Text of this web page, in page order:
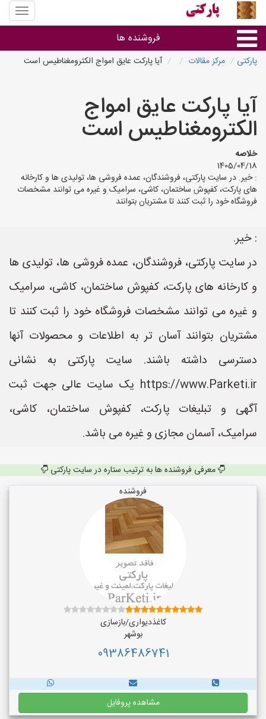
منوی
سایت
فروشنده ها
استان ها
پارکتی مرکز مقالات آیا پارکت عایق امواج الکترومغناطیس است
آیا پارکت عایق امواج
الکترومغناطیس است
خلاصه
1405/04/18
: خیر. در سایت پارکتی، فروشندگان، عمده فروشی ها، تولیدی ها و کارخانه
های پارکت، کفپوش ساختمان، کاشی، سرامیک و غیره می توانند مشخصات
فروشگاه خود را ثبت کنند تا مشتریان بتوانند
: خیر.
در سایت پارکتی، فروشندگان، عمده فروشی ها، تولیدی ها
و کارخانه های پارکت، کفپوش ساختمان، کاشی، سرامیک
و غیره می توانند مشخصات فروشگاه خود را ثبت کنند تا
مشتریان بتوانند آسان تر به اطلاعات و محصولات آنها
دسترسی داشته باشند. سایت پارکتی به نشانی
https://www.Parketi.ir یک سایت عالی جهت ثبت
آگهی و تبلیغات پارکت، کفپوش ساختمان، کاشی،
سرامیک، آسمان مجازی و غیره می باشد.
معرفی فروشنده ها به ترتیب ستاره در سایت پارکتی
فروشنده
کاغذدیواری/بازسازی
بوشهر
09386486741
مشاهده پروفایل